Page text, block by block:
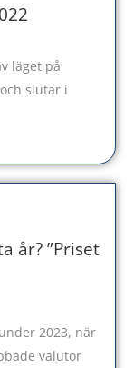
läget på
slutar i
år? ”Priset
2023, när
valutor